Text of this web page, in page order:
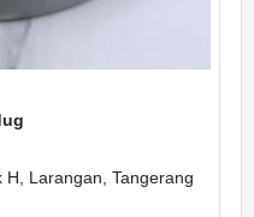
Larangan, Tangerang